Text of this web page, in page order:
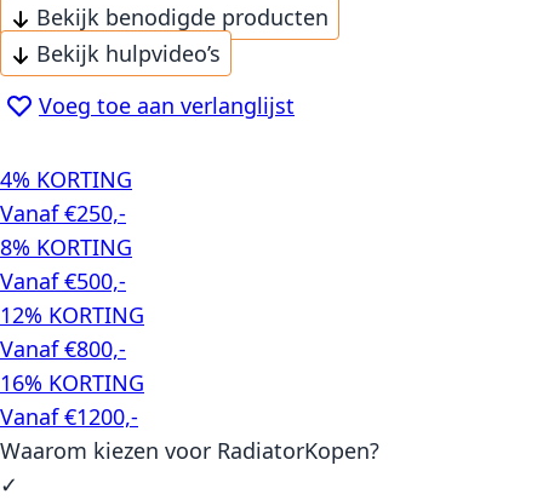
Bekijk benodigde producten
Bekijk hulpvideo’s
Voeg toe aan verlanglijst
4% KORTING
Vanaf €250,-
8% KORTING
Vanaf €500,-
12% KORTING
Vanaf €800,-
16% KORTING
Vanaf €1200,-
Waarom kiezen voor RadiatorKopen?
✓